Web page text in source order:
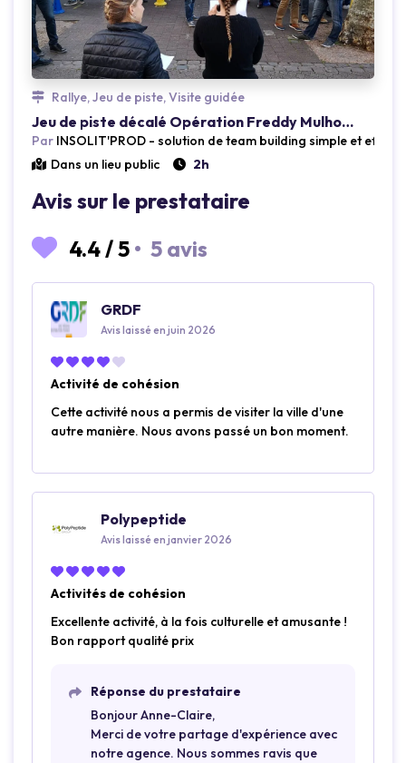
Rallye, Jeu de piste, Visite guidée
Jeu de piste décalé Opération Freddy Mulhouse
Par INSOLIT'PROD - solution de team building simple et
Dans un lieu public
2h
Avis sur le prestataire
4.4/5 • 5 avis
GRDF
Avis laissé en juin 2026
Activité de cohésion
Cette activité nous a permis de visiter la ville d'une
autre manière. Nous avons passé un bon moment.
Polypeptide
Avis laissé en janvier 2026
Activités de cohésion
Excellente activité, à la fois culturelle et amusante !
Bon rapport qualité prix
Réponse du prestataire
Bonjour Anne-Claire,
Merci de votre partage d'expérience avec
notre agence. Nous sommes ravis que